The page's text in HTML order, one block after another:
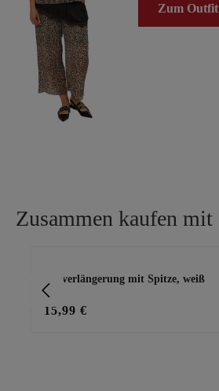
Zum Outfit
Zusammen kaufen mit
Topverlängerung mit Spitze, weiß
15,99 €